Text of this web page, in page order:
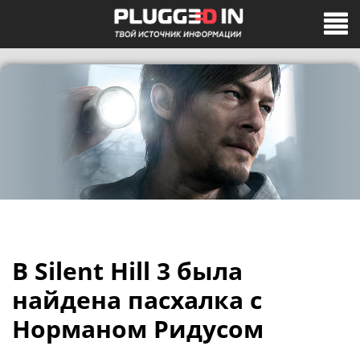
В Silent Hill 3 была
найдена пасхалка с
Норманом Ридусом